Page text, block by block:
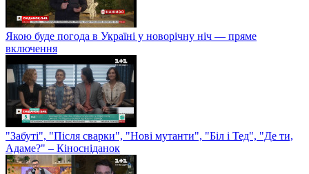
Якою буде погода в Україні у новорічну ніч — пряме
включення
"Забуті", "Після сварки", "Нові мутанти", "Біл і Тед", "Де ти,
Адаме?" – Кіносніданок